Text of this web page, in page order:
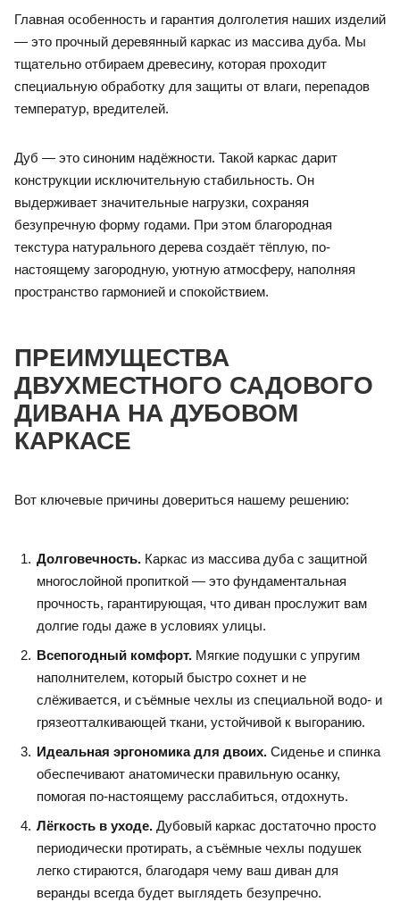
Главная особенность и гарантия долголетия наших изделий
— это прочный деревянный каркас из массива дуба. Мы
тщательно отбираем древесину, которая проходит
специальную обработку для защиты от влаги, перепадов
температур, вредителей.
Дуб — это синоним надёжности. Такой каркас дарит
конструкции исключительную стабильность. Он
выдерживает значительные нагрузки, сохраняя
безупречную форму годами. При этом благородная
текстура натурального дерева создаёт тёплую, по-
настоящему загородную, уютную атмосферу, наполняя
пространство гармонией и спокойствием.
ПРЕИМУЩЕСТВА
ДВУХМЕСТНОГО САДОВОГО
ДИВАНА НА ДУБОВОМ
КАРКАСЕ
Вот ключевые причины довериться нашему решению:
Долговечность. Каркас из массива дуба с защитной
многослойной пропиткой — это фундаментальная
прочность, гарантирующая, что диван прослужит вам
долгие годы даже в условиях улицы.
Всепогодный комфорт. Мягкие подушки с упругим
наполнителем, который быстро сохнет и не
слёживается, и съёмные чехлы из специальной водо- и
грязеотталкивающей ткани, устойчивой к выгоранию.
Идеальная эргономика для двоих. Сиденье и спинка
обеспечивают анатомически правильную осанку,
помогая по-настоящему расслабиться, отдохнуть.
Лёгкость в уходе. Дубовый каркас достаточно просто
периодически протирать, а съёмные чехлы подушек
легко стираются, благодаря чему ваш диван для
веранды всегда будет выглядеть безупречно.